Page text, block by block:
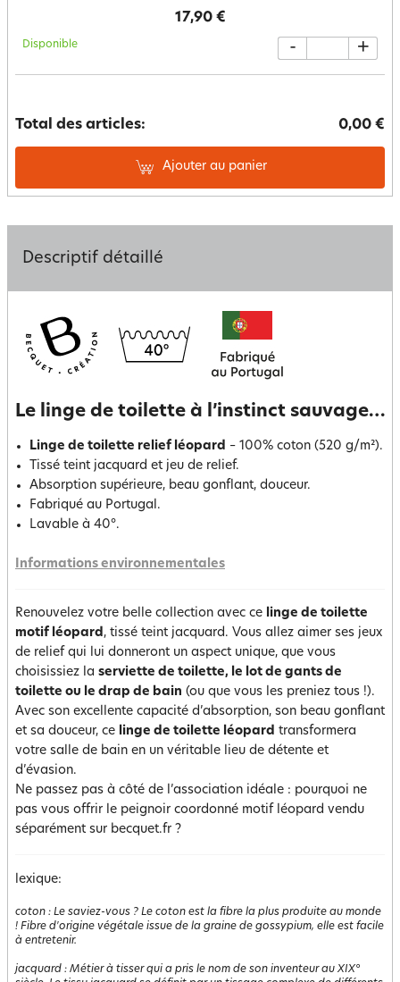
17,90 €
Disponible - +
Total des articles: 0,00 €
Ajouter au panier
Descriptif détaillé
Le linge de toilette à l’instinct sauvage…
Linge de toilette relief léopard – 100% coton (520 g/m²).
Tissé teint jacquard et jeu de relief.
Absorption supérieure, beau gonflant, douceur.
Fabriqué au Portugal.
Lavable à 40°.
Informations environnementales
Renouvelez votre belle collection avec ce linge de toilette
motif léopard, tissé teint jacquard. Vous allez aimer ses jeux
de relief qui lui donneront un aspect unique, que vous
choisissiez la serviette de toilette, le lot de gants de
toilette ou le drap de bain (ou que vous les preniez tous !).
Avec son excellente capacité d’absorption, son beau gonflant
et sa douceur, ce linge de toilette léopard transformera
votre salle de bain en un véritable lieu de détente et
d’évasion.
Ne passez pas à côté de l’association idéale : pourquoi ne
pas vous offrir le peignoir coordonné motif léopard vendu
séparément sur becquet.fr ?
lexique:
coton : Le saviez-vous ? Le coton est la fibre la plus produite au monde
! Fibre d'origine végétale issue de la graine de gossypium, elle est facile
à entretenir.
jacquard : Métier à tisser qui a pris le nom de son inventeur au XIX°